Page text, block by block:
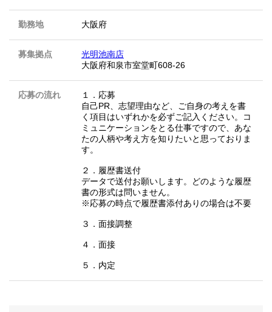
勤務地 大阪府
募集拠点
光明池南店
大阪府和泉市室堂町608-26
応募の流れ
１．応募
自己PR、志望理由など、ご自身の考えを書
く項目はいずれかを必ずご記入ください。コ
ミュニケーションをとる仕事ですので、あな
たの人柄や考え方を知りたいと思っておりま
す。
２．履歴書送付
データで送付お願いします。どのような履歴
書の形式は問いません。
※応募の時点で履歴書添付ありの場合は不要
３．面接調整
４．面接
５．内定